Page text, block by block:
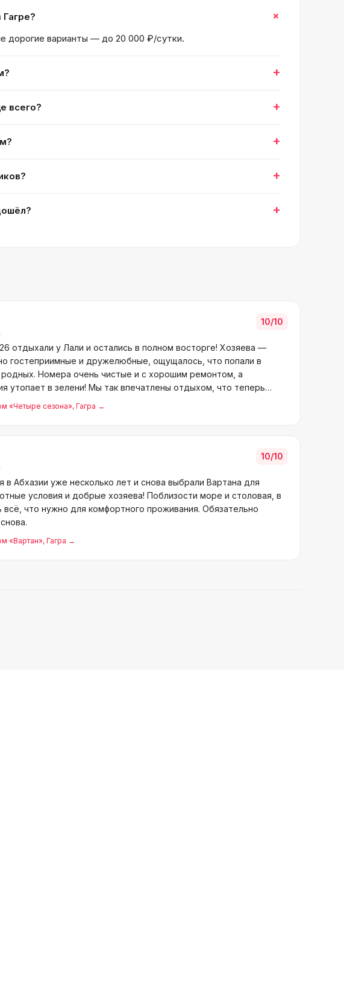
+
дорогие варианты — до 20 000 ₽/сутки.
+
всего? +
+
+
+
10/10
отдыхали у Лали и остались в полном восторге! Хозяева —
гостеприимные и дружелюбные, ощущалось, что попали в
Номера очень чистые и с хорошим ремонтом, а
утопает в зелени! Мы так впечатлены отдыхом, что теперь
с
«Четыре сезона», Гагра →
10/10
в Абхазии уже несколько лет и снова выбрали Вартана для
условия и добрые хозяева! Поблизости море и столовая, в
всё, что нужно для комфортного проживания. Обязательно
«Вартан», Гагра →